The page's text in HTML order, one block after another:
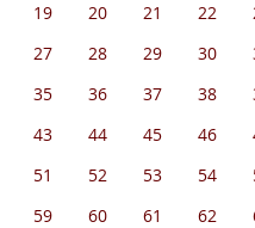
19
20 21 22
27
28 29 30
35
36 37 38
43
44 45 46
51
52 53 54
59
60 61 62